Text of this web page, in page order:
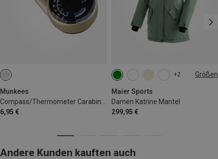
Munkees
6,95 €
+2 Größen
Maier Sports
Damen Katrine Mantel
299,95 €
M L L|M
Andere Kunden kauften auch